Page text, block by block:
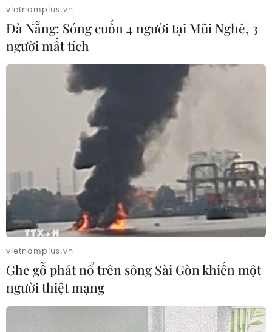
vietnamplus.vn
Đà Nẵng: Sóng cuốn 4 người tại Mũi Nghê, 3
người mất tích
vietnamplus.vn
Ghe gỗ phát nổ trên sông Sài Gòn khiến một
người thiệt mạng